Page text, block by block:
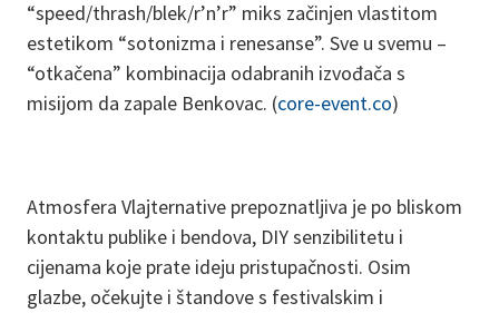
“speed/thrash/blek/r’n’r” miks začinjen vlastitom
estetikom “sotonizma i renesanse”. Sve u svemu –
“otkačena” kombinacija odabranih izvođača s
misijom da zapale Benkovac. (core-event.co)
Atmosfera Vlajternative prepoznatljiva je po bliskom
kontaktu publike i bendova, DIY senzibilitetu i
cijenama koje prate ideju pristupačnosti. Osim
glazbe, očekujte i štandove s festivalskim i